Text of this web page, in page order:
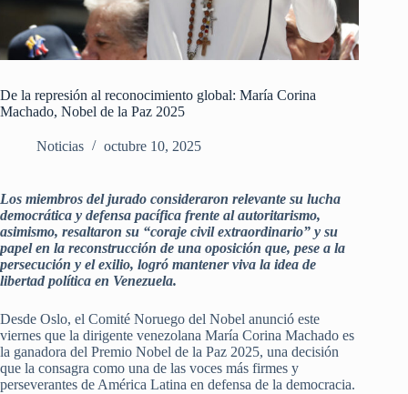
De la represión al reconocimiento global: María Corina
Machado, Nobel de la Paz 2025
Noticias octubre 10, 2025
Los miembros del jurado consideraron relevante su lucha
democrática y defensa pacífica frente al autoritarismo,
asimismo, resaltaron su “coraje civil extraordinario” y su
papel en la reconstrucción de una oposición que, pese a la
persecución y el exilio, logró mantener viva la idea de
libertad política en Venezuela.
Desde Oslo, el Comité Noruego del Nobel anunció este
viernes que la dirigente venezolana María Corina Machado es
la ganadora del Premio Nobel de la Paz 2025, una decisión
que la consagra como una de las voces más firmes y
perseverantes de América Latina en defensa de la democracia.